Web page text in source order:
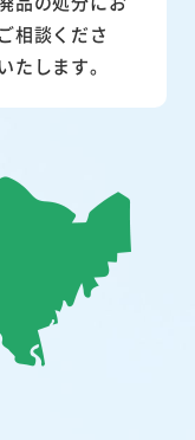
相談くださ
します。